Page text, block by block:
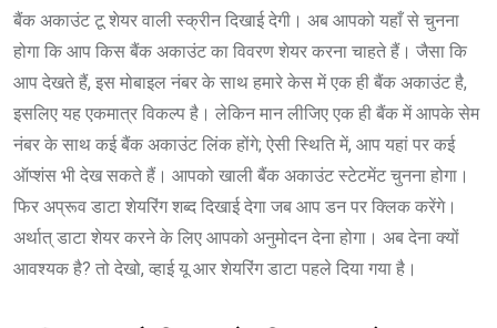
बैंक अकाउंट टू शेयर वाली स्क्रीन दिखाई देगी। अब आपको यहाँ से चुनना
होगा कि आप किस बैंक अकाउंट का विवरण शेयर करना चाहते हैं। जैसा कि
आप देखते हैं, इस मोबाइल नंबर के साथ हमारे केस में एक ही बैंक अकाउंट है,
इसलिए यह एकमात्र विकल्प है। लेकिन मान लीजिए एक ही बैंक में आपके सेम
नंबर के साथ कई बैंक अकाउंट लिंक होंगे; ऐसी स्थिति में, आप यहां पर कई
ऑप्शंस भी देख सकते हैं। आपको खाली बैंक अकाउंट स्टेटमेंट चुनना होगा।
फिर अप्रूव डाटा शेयरिंग शब्द दिखाई देगा जब आप डन पर क्लिक करेंगे।
अर्थात् डाटा शेयर करने के लिए आपको अनुमोदन देना होगा। अब देना क्यों
आवश्यक है? तो देखो, व्हाई यू आर शेयरिंग डाटा पहले दिया गया है।